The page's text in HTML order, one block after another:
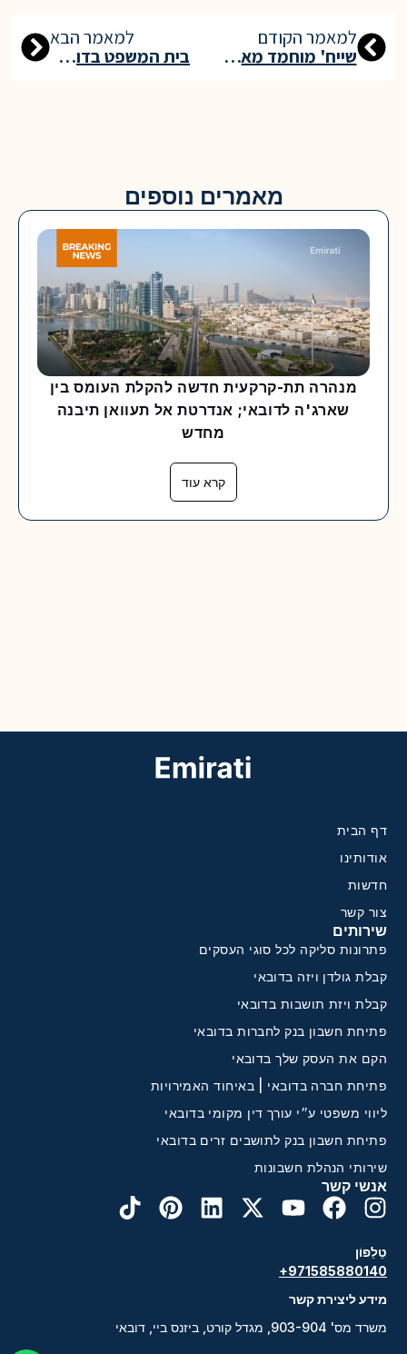
למאמר הקודם
שייח' מוחמד מאשר תוכנית הרחבה בשווי 10 מיליארד דירהם למרכז התערוכות של דובאי
למאמר הבא
בית המשפט בדובאי מאשר תשלום משכורות בקריפטו
מאמרים נוספים
מנהרה תת-קרקעית חדשה להקלת העומס בין
שארג'ה לדובאי; אנדרטת אל תעוואן תיבנה
מחדש
קרא עוד
אנשי קשר
טֵלֵפוֹן
+971585880140
מידע ליצירת קשר
משרד מס' 903-904, מגדל קורט, ביזנס ביי, דובאי
שירותים
פתרונות סליקה לכל סוגי העסקים
קבלת גולדן ויזה בדובאי
קבלת ויזת תושבות בדובאי
פתיחת חשבון בנק לחברות בדובאי
הקם את העסק שלך בדובאי
פתיחת חברה בדובאי | באיחוד האמירויות
ליווי משפטי ע״י עורך דין מקומי בדובאי
פתיחת חשבון בנק לתושבים זרים בדובאי
שירותי הנהלת חשבונות
דף הבית
אודותינו
חדשות
צור קשר